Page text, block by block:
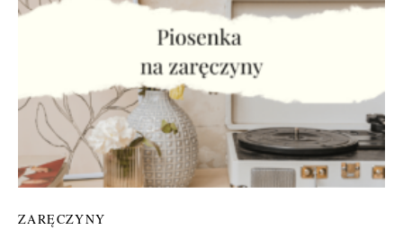
ZARĘCZYNY